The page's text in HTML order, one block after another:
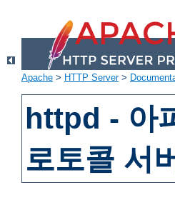
Apache > HTTP Server>
httpd - 아
로토콜 서